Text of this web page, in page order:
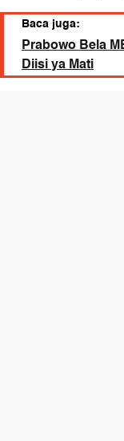
Baca juga:
Prabowo Bela
Diisi ya Mati